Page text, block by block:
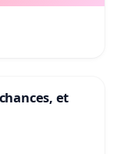
et